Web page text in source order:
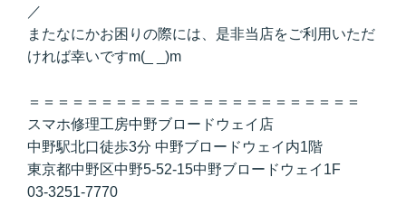
／
またなにかお困りの際には、是非当店をご利用いただ
ければ幸いですm(_ _)m
＝＝＝＝＝＝＝＝＝＝＝＝＝＝＝＝＝＝＝＝＝＝＝
スマホ修理工房中野ブロードウェイ店
中野駅北口徒歩3分 中野ブロードウェイ内1階
東京都中野区中野5-52-15中野ブロードウェイ1F
03-3251-7770